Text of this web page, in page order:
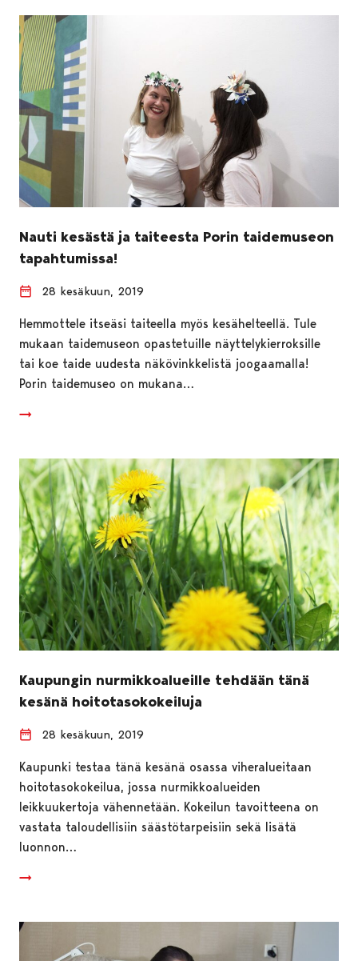
Nauti kesästä ja taiteesta Porin taidemuseon
tapahtumissa!
28 kesäkuun, 2019
Hemmottele itseäsi taiteella myös kesähelteellä. Tule
mukaan taidemuseon opastetuille näyttelykierroksille
tai koe taide uudesta näkövinkkelistä joogaamalla!
Porin taidemuseo on mukana…
Kaupungin nurmikkoalueille tehdään tänä
kesänä hoitotasokokeiluja
28 kesäkuun, 2019
Kaupunki testaa tänä kesänä osassa viheralueitaan
hoitotasokokeilua, jossa nurmikkoalueiden
leikkuukertoja vähennetään. Kokeilun tavoitteena on
vastata taloudellisiin säästötarpeisiin sekä lisätä
luonnon…